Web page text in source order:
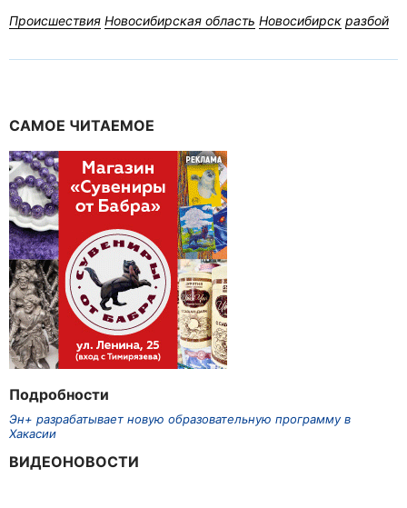
Происшествия Новосибирская область Новосибирск разбой
САМОЕ ЧИТАЕМОЕ
Подробности
Эн+ разрабатывает новую образовательную программу в
Хакасии
ВИДЕОНОВОСТИ